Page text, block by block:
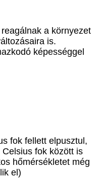
a környezet
is.
képességgel
fok fellett elpusztul,
fok között is
hőmérsékletet még
el)